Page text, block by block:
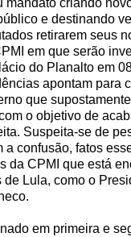
mandato criando
e destinando
retirarem seus
em que serão
do Planalto em
apontam para
que
o objetivo de
Suspeita-se de
a confusão, fatos
da CPMI que está
de Lula, como o
em primeira e